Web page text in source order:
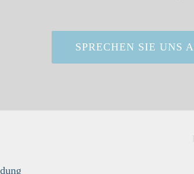
SPRECHEN SIE UNS